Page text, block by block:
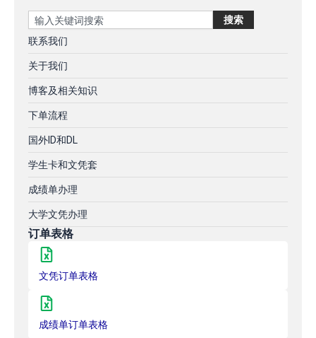
Search 搜索
联系我们
关于我们
博客及相关知识
下单流程
国外ID和DL
学生卡和文凭套
成绩单办理
大学文凭办理
订单表格
文凭订单表格
成绩单订单表格